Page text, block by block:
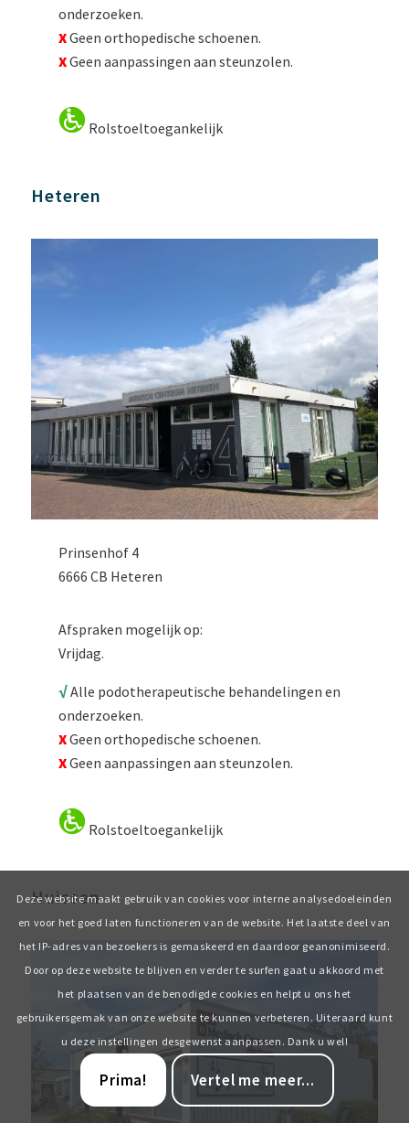
onderzoeken.
XGeen orthopedische schoenen.
XGeen aanpassingen aan steunzolen.
Rolstoeltoegankelijk
Heteren
Prinsenhof 4
6666 CB Heteren
Afspraken mogelijk op:
Vrijdag.
√Alle podotherapeutische behandelingen en
onderzoeken.
XGeen orthopedische schoenen.
XGeen aanpassingen aan steunzolen.
Rolstoeltoegankelijk
Huissen
Deze website maakt gebruik van cookies voor interne analysedoeleinden
en voor het goed laten functioneren van de website. Het laatste deel van
het IP-adres van bezoekers is gemaskeerd en daardoor geanonimiseerd.
Door op deze website te blijven en verder te surfen gaat u akkoord met
het plaatsen van de benodigde cookies en helpt u ons het
gebruikersgemak van onze website te kunnen verbeteren. Uiteraard kunt
u deze instellingen desgewenst aanpassen. Dank u wel!
Prima! Vertel me meer...